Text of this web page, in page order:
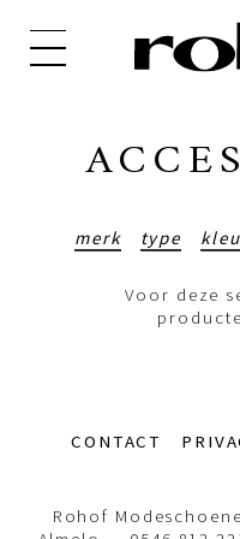
merk type
Voor deze
Footer-CONTACT
Rohof